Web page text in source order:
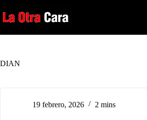
al
contenido
DIAN
19 febrero, 2026 2 mins